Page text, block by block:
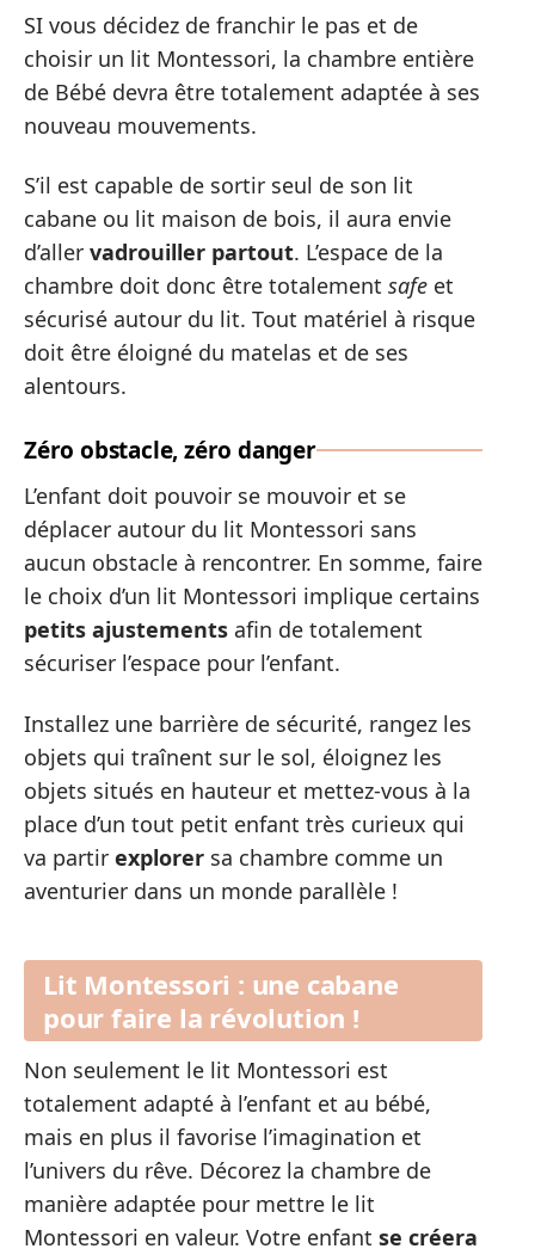
SI vous décidez de franchir le pas et de
choisir un lit Montessori, la chambre entière
de Bébé devra être totalement adaptée à ses
nouveau mouvements.
S’il est capable de sortir seul de son lit
cabane ou lit maison de bois, il aura envie
d’aller vadrouiller partout. L’espace de la
chambre doit donc être totalement safe et
sécurisé autour du lit. Tout matériel à risque
doit être éloigné du matelas et de ses
alentours.
Zéro obstacle, zéro danger
L’enfant doit pouvoir se mouvoir et se
déplacer autour du lit Montessori sans
aucun obstacle à rencontrer. En somme, faire
le choix d’un lit Montessori implique certains
petits ajustements afin de totalement
sécuriser l’espace pour l’enfant.
Installez une barrière de sécurité, rangez les
objets qui traînent sur le sol, éloignez les
objets situés en hauteur et mettez-vous à la
place d’un tout petit enfant très curieux qui
va partir explorer sa chambre comme un
aventurier dans un monde parallèle !
Lit Montessori : une cabane
pour faire la révolution !
Non seulement le lit Montessori est
totalement adapté à l’enfant et au bébé,
mais en plus il favorise l’imagination et
l’univers du rêve. Décorez la chambre de
manière adaptée pour mettre le lit
Montessori en valeur. Votre enfant se créera